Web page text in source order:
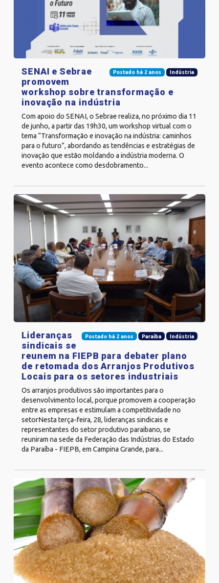
Postado há 2 anos Indústria
SENAI e Sebrae
promovem
workshop sobre transformação e
inovação na indústria
Com apoio do SENAI, o Sebrae realiza, no próximo dia 11
de junho, a partir das 19h30, um workshop virtual com o
tema “Transformação e inovação na indústria: caminhos
para o futuro”, abordando as tendências e estratégias de
inovação que estão moldando a indústria moderna. O
evento acontece como desdobramento...
Postado há 2 anos Paraíba Indústria
Lideranças
sindicais se
reunem na FIEPB para debater plano
de retomada dos Arranjos Produtivos
Locais para os setores industriais
Os arranjos produtivos são importantes para o
desenvolvimento local, porque promovem a cooperação
entre as empresas e estimulam a competitividade no
setorNesta terça-feira, 28, lideranças sindicais e
representantes do setor produtivo paraibano, se
reuniram na sede da Federação das Indústrias do Estado
da Paraíba - FIEPB, em Campina Grande, para...